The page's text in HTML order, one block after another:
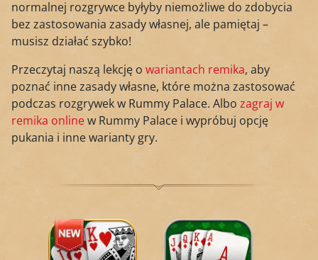
normalnej rozgrywce byłyby niemożliwe do zdobycia
bez zastosowania zasady własnej, ale pamiętaj –
musisz działać szybko!
Przeczytaj naszą lekcję o wariantach remika, aby
poznać inne zasady własne, które można zastosować
podczas rozgrywek w Rummy Palace. Albo zagraj w
remika onlinew Rummy Palace i wypróbuj opcję
pukania i inne warianty gry.